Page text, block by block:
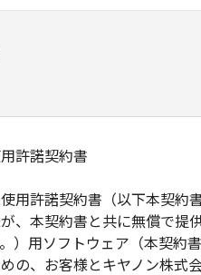
許諾契約書
用許諾契約書（以下本契約
、本契約書と共に無償で
）用ソフトウェア（本契約
の、お客様とキヤノン株式